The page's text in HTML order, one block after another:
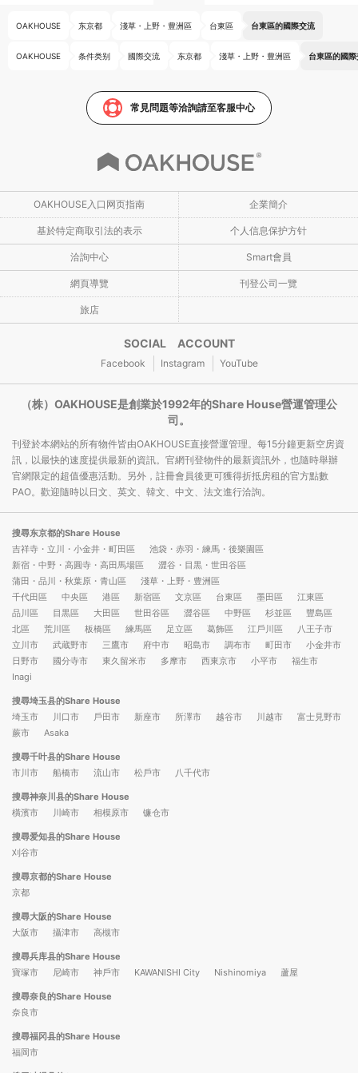
OAKHOUSE 东京都 淺草・上野・豊洲區 台東區 台東區的國際交流
OAKHOUSE 条件类别 國際交流 东京都 淺草・上野・豊洲區 台東區的國
常見問題等洽詢請至客服中心
OAKHOUSE入口网页指南 企業簡介
基於特定商取引法的表示 个人信息保护方针
洽詢中心 Smart會員
網頁導覽 刊登公司一覽
旅店
SOCIAL ACCOUNT
Facebook Instagram YouTube
（株）OAKHOUSE是創業於1992年的Share House營運管理公
司。
刊登於本網站的所有物件皆由OAKHOUSE直接營運管理。每15分鐘更新空房資
訊，以最快的速度提供最新的資訊。官網刊登物件的最新資訊外，也隨時舉辦
官網限定的超值優惠活動。另外，註冊會員後更可獲得折抵房租的官方點數
PAO。歡迎隨時以日文、英文、韓文、中文、法文進行洽詢。
搜尋东京都的Share House
吉祥寺・立川・小金井・町田區
池袋・赤羽・練馬・後樂園區
新宿・中野・高圓寺・高田馬場區
澀谷・目黒・世田谷區
蒲田・品川・秋葉原・青山區
淺草・上野・豊洲區
千代田區
中央區 港區 新宿區 文京區 台東區 墨田區
江東區
品川區
目黒區 大田區 世田谷區 澀谷區 中野區 杉並區
豐島區
北區
荒川區 板橋區 練馬區 足立區 葛飾區 江戶川區
八王子市
立川市
武蔵野市 三鷹市 府中市 昭島市 調布市 町田市
小金井市
日野市
國分寺市 東久留米市 多摩市 西東京市 小平市
福生市
Inagi
搜尋埼玉县的Share House
埼玉市
川口市 戶田市 新座市 所澤市 越谷市 川越市
富士見野市
蕨市
Asaka
搜尋千叶县的Share House
市川市
船橋市 流山市 松戶市 八千代市
搜尋神奈川县的Share House
橫濱市
川崎市 相模原市 镰仓市
搜尋爱知县的Share House
刈谷市
搜尋京都的Share House
京都
搜尋大阪的Share House
大阪市
攝津市 高槻市
搜尋兵库县的Share House
寶塚市
尼崎市 神戶市 KAWANISHI City Nishinomiya 蘆屋
搜尋奈良的Share House
奈良市
搜尋福冈县的Share House
福岡市